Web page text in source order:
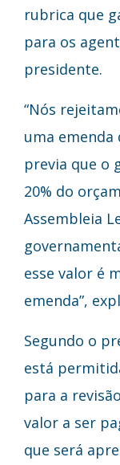
rubrica que
para os
presidente.
“Nós
uma emenda
previa que o
20% do
Assembleia
esse valor é
emenda”,
Segundo o
está
para a
valor a ser
que será